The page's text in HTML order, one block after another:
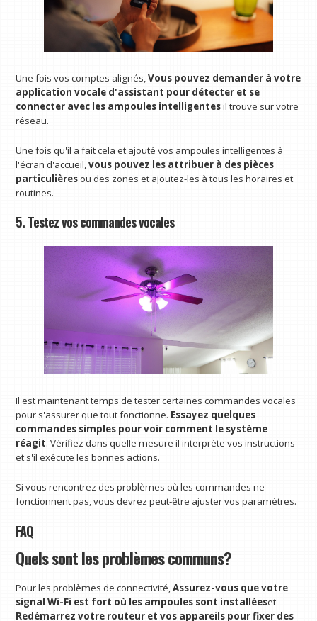
Une fois vos comptes alignés,Vous pouvez demander à votre
application vocale d'assistant pour détecter et se
connecter avec les ampoules intelligentesil trouve sur votre
réseau.
Une fois qu'il a fait cela et ajouté vos ampoules intelligentes à
l'écran d'accueil,vous pouvez les attribuer à des pièces
particulièresou des zones et ajoutez-les à tous les horaires et
routines.
5. Testez vos commandes vocales
Il est maintenant temps de tester certaines commandes vocales
pour s'assurer que tout fonctionne. Essayez quelques
commandes simples pour voir comment le système
réagit. Vérifiez dans quelle mesure il interprète vos instructions
et s'il exécute les bonnes actions.
Si vous rencontrez des problèmes où les commandes ne
fonctionnent pas, vous devrez peut-être ajuster vos paramètres.
FAQ
Quels sont les problèmes communs?
Pour les problèmes de connectivité,Assurez-vous que votre
signal Wi-Fi est fort où les ampoules sont installéeset
Redémarrez votre routeur et vos appareils pour fixer des